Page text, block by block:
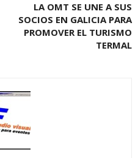
LA OMT SE UNE A SUS
SOCIOS EN GALICIA PARA
PROMOVER EL TURISMO
TERMAL